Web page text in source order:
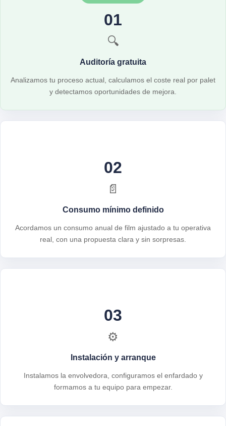
01
🔍
Auditoría gratuita
Analizamos tu proceso actual, calculamos el coste real por palet
y detectamos oportunidades de mejora.
02
📄
Consumo mínimo definido
Acordamos un consumo anual de film ajustado a tu operativa
real, con una propuesta clara y sin sorpresas.
03
⚙️
Instalación y arranque
Instalamos la envolvedora, configuramos el enfardado y
formamos a tu equipo para empezar.